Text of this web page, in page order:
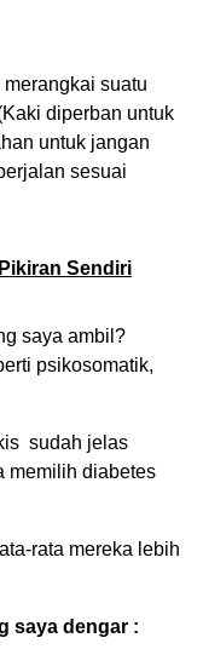
suatu
diperban untuk
untuk jangan
sesuai
Sendiri
saya ambil?
psikosomatik,
sudah jelas
memilih diabetes
rata mereka lebih
saya dengar :